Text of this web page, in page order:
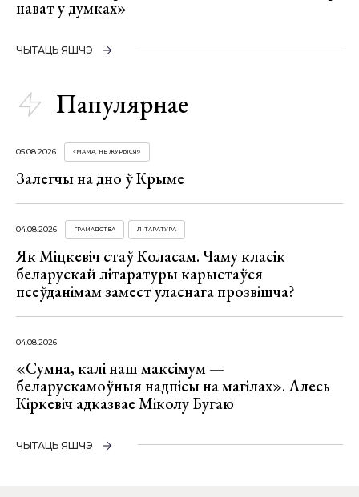
нават у думках»
ЧЫТАЦЬ ЯШЧЭ
Папулярнае
05.08.2026 «МАМА, НЕ ЖУРЫСЯ!»
Залегчы на дно ў Крыме
04.08.2026 ГРАМАДСТВА ЛІТАРАТУРА
Як Міцкевіч стаў Коласам. Чаму класік
беларускай літаратуры карыстаўся
псеўданімам замест уласнага прозвішча?
04.08.2026
«Сумна, калі наш максімум —
беларускамоўныя надпісы на магілах». Алесь
Кіркевіч адказвае Міколу Бугаю
ЧЫТАЦЬ ЯШЧЭ